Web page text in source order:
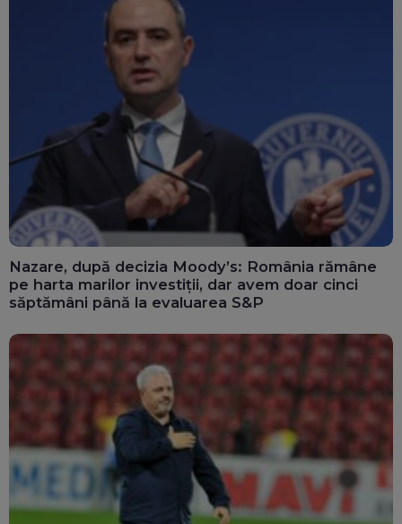
Nazare, după decizia Moody’s: România rămâne
pe harta marilor investiții, dar avem doar cinci
săptămâni până la evaluarea S&P